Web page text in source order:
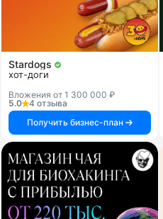
Stardogs
хот-доги
Вложения от 1 300 000 ₽
5.0
4 отзыва
Получить бизнес-план